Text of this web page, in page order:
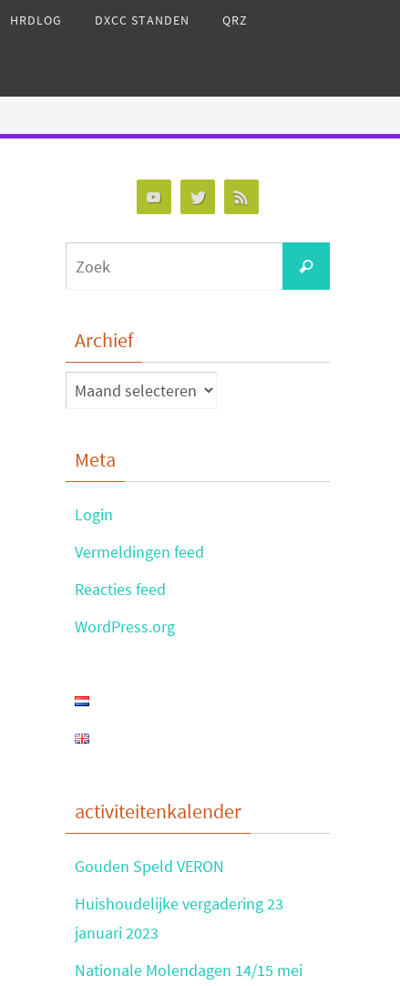
HRDLOG DXCC STANDEN QRZ
naar:
Zoek
Archief
Archief
Meta
Login
Vermeldingen feed
Reacties feed
WordPress.org
activiteitenkalender
Gouden Speld VERON
Huishoudelijke vergadering 23
januari 2023
Nationale Molendagen 14/15 mei